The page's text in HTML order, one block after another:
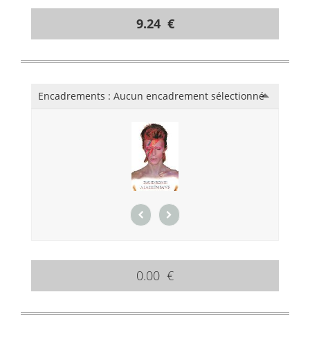
9.24 €
Encadrements : Aucun encadrement sélectionné
0.00 €